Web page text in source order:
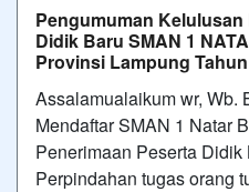
Pengumuman
Didik Baru SMAN 1
Provinsi Lampung
Assalamualaikum wr, Wb.
Mendaftar SMAN 1 Natar
Penerimaan Peserta
Perpindahan tugas orang